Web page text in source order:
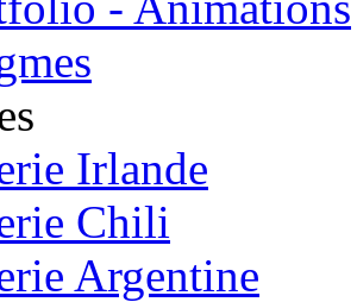
Irlande
Chili
Argentine